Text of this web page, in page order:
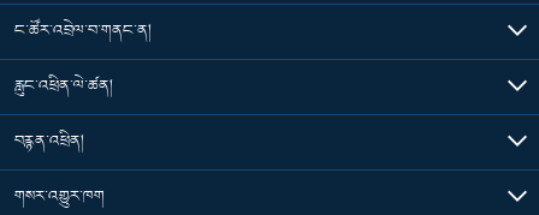
ང་ཚོར་འབྲེལ་བ་གནང་ན།
རླུང་འཕྲིན་ལེ་ཚན།
བརྙན་འཕྲིན།
གསར་འགྱུར་ཁག